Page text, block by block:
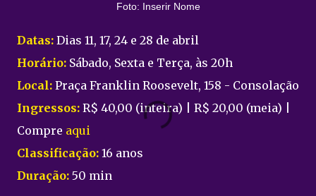
Foto: Inserir Nome
Datas: Dias 11, 17, 24 e 28 de abril
Horário: Sábado, Sexta e Terça, às 20h
Local: Praça Franklin Roosevelt, 158 - Consolação
Ingressos: R$ 40,00 (inteira) | R$ 20,00 (meia) |
Compre aqui
Classificação: 16 anos
Duração: 50 min